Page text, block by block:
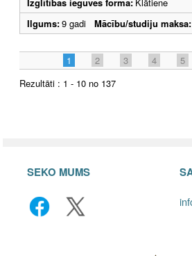
Ilgums:9 gadi Mācību/studiju maksa:
1 2 3 4 5
Rezultāti : 1 - 10 no 137
SEKO MUMS